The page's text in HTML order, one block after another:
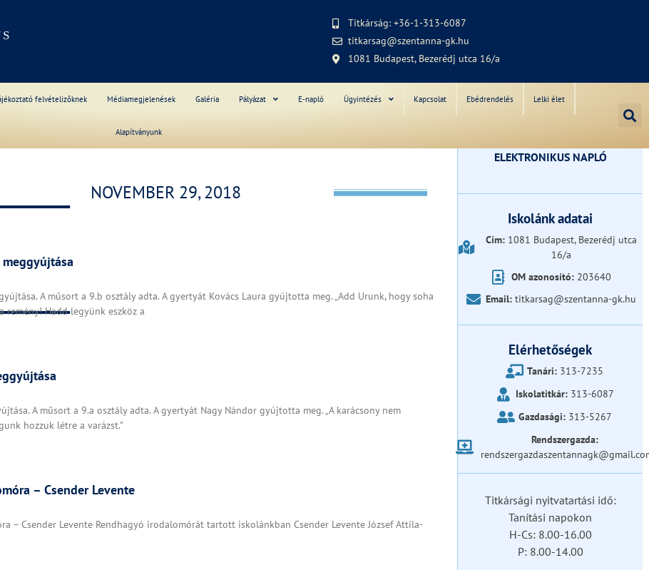
Titkárság: +36-1-313-6087
titkarsag@szentanna-gk.hu
1081 Budapest, Bezerédj utca 16/a
felvételizőknek Médiamegjelenések Galéria Pályázat E-napló Ügyintézés Kapcsolat Ebédrendelés Lelki élet
Alapítványunk
NOVEMBER 29, 2018
A műsort a 9.b osztály adta. A gyertyát Kovács Laura gyújtotta meg. „Add Urunk, hogy soha
Hadd legyünk eszköz a
A műsort a 9.a osztály adta. A gyertyát Nagy Nándor gyújtotta meg. „A karácsony nem
hozzuk létre a varázst.”
– Csender Levente
– Csender Levente Rendhagyó irodalomórát tartott iskolánkban Csender Levente József Attila-
ELEKTRONIKUS NAPLÓ
Iskolánk adatai
Cím:1081 Budapest, Bezerédj utca
16/a
OM azonosító:203640
Email: titkarsag@szentanna-gk.hu
Elérhetőségek
Tanári:313-7235
Iskolatitkár: 313-6087
Gazdasági:313-5267
Rendszergazda:
Titkársági nyitvatartási idő:
Tanítási napokon
H-Cs: 8.00-16.00
P: 8.00-14.00